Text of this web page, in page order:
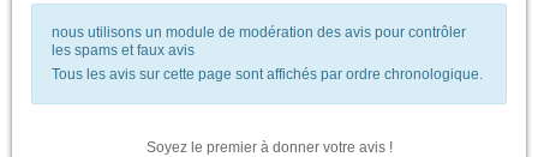
nous utilisons un module de modération des avis pour contrôler
les spams et faux avis
Tous les avis sur cette page sont affichés par ordre chronologique.
Soyez le premier à donner votre avis !